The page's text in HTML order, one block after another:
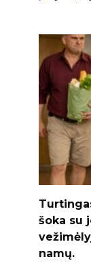
šoka su
namų.